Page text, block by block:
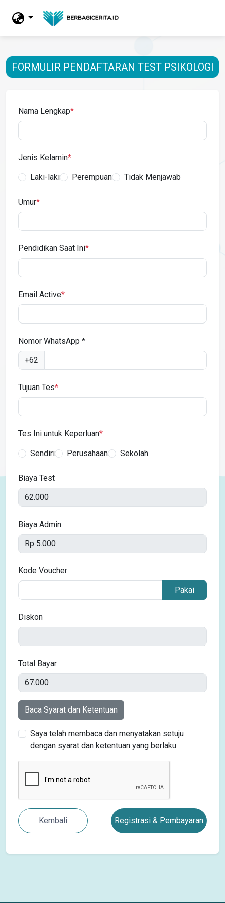
FORMULIR PENDAFTARAN TEST PSIKOLOGI
Nama Lengkap*
Jenis Kelamin*
Laki-laki Perempuan Tidak Menjawab
Umur*
Pendidikan Saat Ini*
Email Active*
Nomor WhatsApp *
+62
Tujuan Tes*
Tes Ini untuk Keperluan*
Sendiri Perusahaan Sekolah
Biaya Test
Biaya Admin
Kode Voucher
Pakai
Diskon
Total Bayar
Baca Syarat dan Ketentuan
Saya telah membaca dan menyatakan setuju
dengan syarat dan ketentuan yang berlaku
Kembali Registrasi & Pembayaran